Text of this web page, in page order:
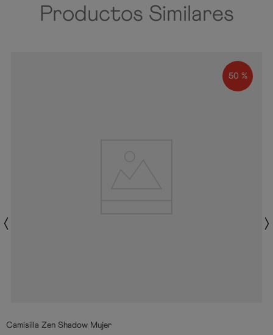
Productos Similares
50 %
Camisilla Zen Shadow Mujer